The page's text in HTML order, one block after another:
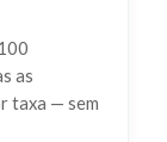
as
taxa — sem